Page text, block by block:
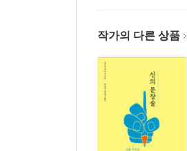
미래에 과거가 올 것이다
1 개개인의 사정/ 2 용
시키지 않고 엎드려 사
작가의 다른 상품